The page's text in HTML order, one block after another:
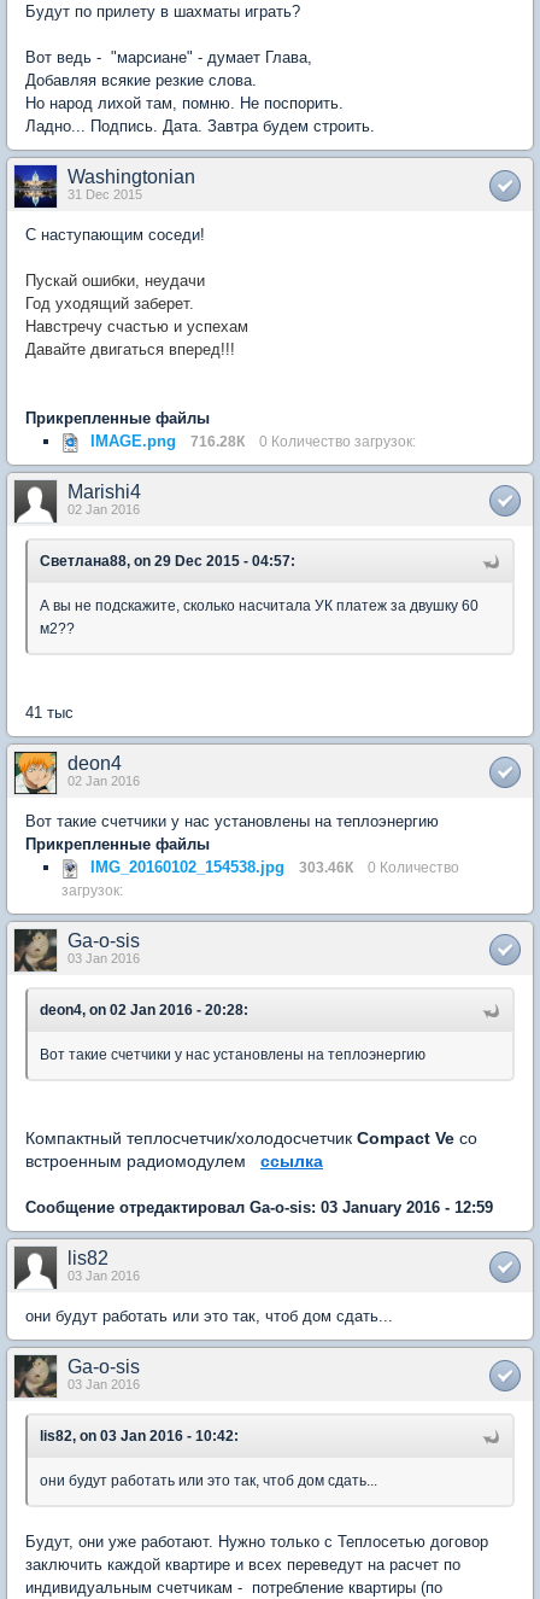
Будут по прилету в шахматы играть?
Вот ведь - "марсиане" - думает Глава,
Добавляя всякие резкие слова.
Но народ лихой там, помню. Не поспорить.
Ладно... Подпись. Дата. Завтра будем строить.
Washingtonian
31 Dec 2015
С наступающим соседи!
Пускай ошибки, неудачи
Год уходящий заберет.
Навстречу счастью и успехам
Давайте двигаться вперед!!!
Прикрепленные файлы
IMAGE.png
716.28К 0 Количество загрузок:
Marishi4
02 Jan 2016
Светлана88, on 29 Dec 2015 - 04:57:
А вы не подскажите, сколько насчитала УК платеж за двушку 60
м2??
41 тыс
deon4
02 Jan 2016
Вот такие счетчики у нас установлены на теплоэнергию
Прикрепленные файлы
IMG_20160102_154538.jpg
303.46К
0 Количество
загрузок:
Ga-o-sis
03 Jan 2016
deon4, on 02 Jan 2016 - 20:28:
Вот такие счетчики у нас установлены на теплоэнергию
Компактный теплосчетчик/холодосчетчик Compact Ve со
встроенным радиомодулем ссылка
Сообщение отредактировал Ga-o-sis: 03 January 2016 - 12:59
lis82
03 Jan 2016
они будут работать или это так, чтоб дом сдать...
Ga-o-sis
03 Jan 2016
lis82, on 03 Jan 2016 - 10:42:
они будут работать или это так, чтоб дом сдать...
Будут, они уже работают. Нужно только с Теплосетью договор
заключить каждой квартире и всех переведут на расчет по
индивидуальным счетчикам - потребление квартиры (по